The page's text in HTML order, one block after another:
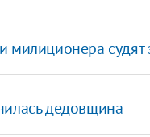
милиционера
дедовщина